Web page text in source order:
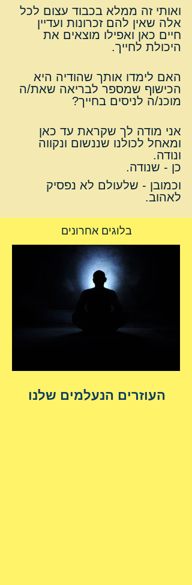
ואותי זה ממלא בכבוד עצום לכל
אלה שאין להם זכרונות ועדיין
חיים כאן ואפילו מוצאים את
היכולת לחייך.
האם לימדו אותך שהודיה היא
הכישוף שמספר לבריאה שאת/ה
מוכנ/ה לניסים בחייך?
אני מודה לך שקראת עד כאן
ומאחל לכולנו שננשום ונקווה
ונודה.
כן - שנודה.
וכמובן - שלעולם לא נפסיק
לאהוב.
בלוגים אחרונים
העוזרים הנעלמים שלנו